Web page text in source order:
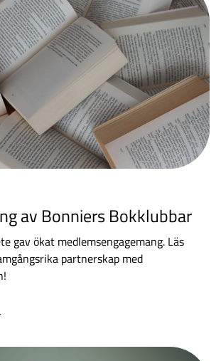
av Bonniers Bokklubbar
gav ökat medlemsengagemang. Läs
partnerskap med